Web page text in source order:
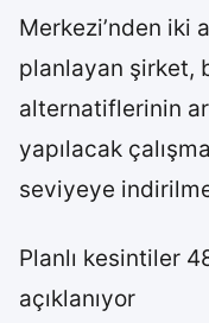
Merkezi’nden iki
planlayan şirket,
alternatiflerinin
yapılacak
seviyeye
Planlı kesintiler
açıklanıyor